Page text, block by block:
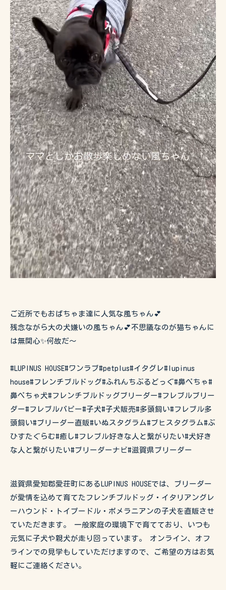
ご近所でもおばちゃま達に人気な風ちゃん💕
残念ながら大の犬嫌いの風ちゃん💕不思議なのが猫ちゃんに
は無関心✨何故だ〜
#LUPINUS HOUSE#ワンラブ#petplus#イタグレ#lupinus
house#フレンチブルドッグ#ふれんちぶるどっぐ#鼻ぺちゃ#
鼻ぺちゃ犬#フレンチブルドッグブリーダー#フレブルブリー
ダー#フレブルパピー#子犬#子犬販売#多頭飼い#フレブル多
頭飼い#ブリーダー直販#いぬスタグラム#ブヒスタグラム#ぶ
ひすたぐらむ#癒し#フレブル好きな人と繋がりたい#犬好き
な人と繋がりたい#ブリーダーナビ#滋賀県ブリーダー
滋賀県愛知郡愛荘町にあるLUPINUS HOUSEでは、ブリーダー
が愛情を込めて育てたフレンチブルドッグ・イタリアングレ
ーハウンド・トイプードル・ポメラニアンの子犬を直販させ
ていただきます。 一般家庭の環境下で育てており、いつも
元気に子犬や親犬が走り回っています。 オンライン、オフ
ラインでの見学もしていただけますので、ご希望の方はお気
軽にご連絡ください。